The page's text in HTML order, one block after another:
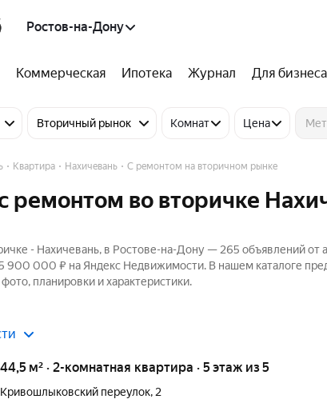
Ростов-на-Дону
Коммерческая Ипотека Журнал Для бизнеса
Вторичный рынок Комнат Цена
Квартира Нахичевань С ремонтом на вторичном рынке
ремонтом во вторичке
- Нахичевань, в Ростове-на-Дону — 265 объявлений от
900 000 ₽ на Яндекс Недвижимости. В нашем каталоге
планировки и характеристики.
44,5 м² · 2-комнатная квартира · 5 этаж из 5
Кривошлыковский переулок, 2